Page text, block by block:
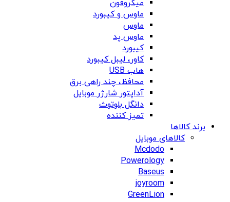
میکروفون
ماوس و کیبورد
ماوس
ماوس پد
کیبورد
کاور، لیبل کیبورد
هاب USB
محافظ، چند راهی برق
آداپتور شارژر موبایل
دانگل بلوتوث
تمیز کننده
برند کالاها
کالاهای موبایل
Mcdodo
Powerology
Baseus
joyroom
GreenLion